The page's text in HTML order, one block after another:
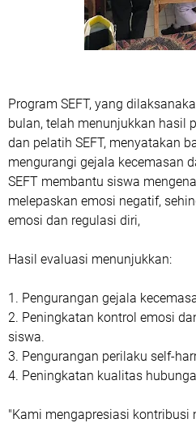
Program SEFT, yang
bulan, telah menunjukkan hasil
dan pelatih SEFT, menyatakan
mengurangi gejala kecemasan
SEFT membantu siswa
melepaskan emosi negatif,
emosi dan regulasi diri,
Hasil evaluasi menunjukkan:
1. Pengurangan gejala
2. Peningkatan kontrol emosi
siswa.
3. Pengurangan perilaku self-
4. Peningkatan kualitas
"Kami mengapresiasi